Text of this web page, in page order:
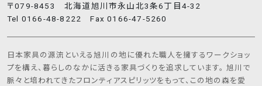
〒079-8453 北海道旭川市永山北3条6丁目4-32
Tel 0166-48-8222 Fax 0166-47-5260
日本家具の源流といえる旭川の地に優れた職人を擁するワークショッ
プを構え、暮らしのなかに活きる家具づくりを追求しています。 旭川で
脈々と培われてきたフロンティアスピリッツをもって、この地の森を愛